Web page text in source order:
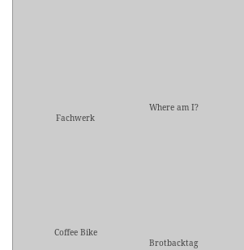
Fachwerk
Where am I?
Coffee Bike
Brotbacktag